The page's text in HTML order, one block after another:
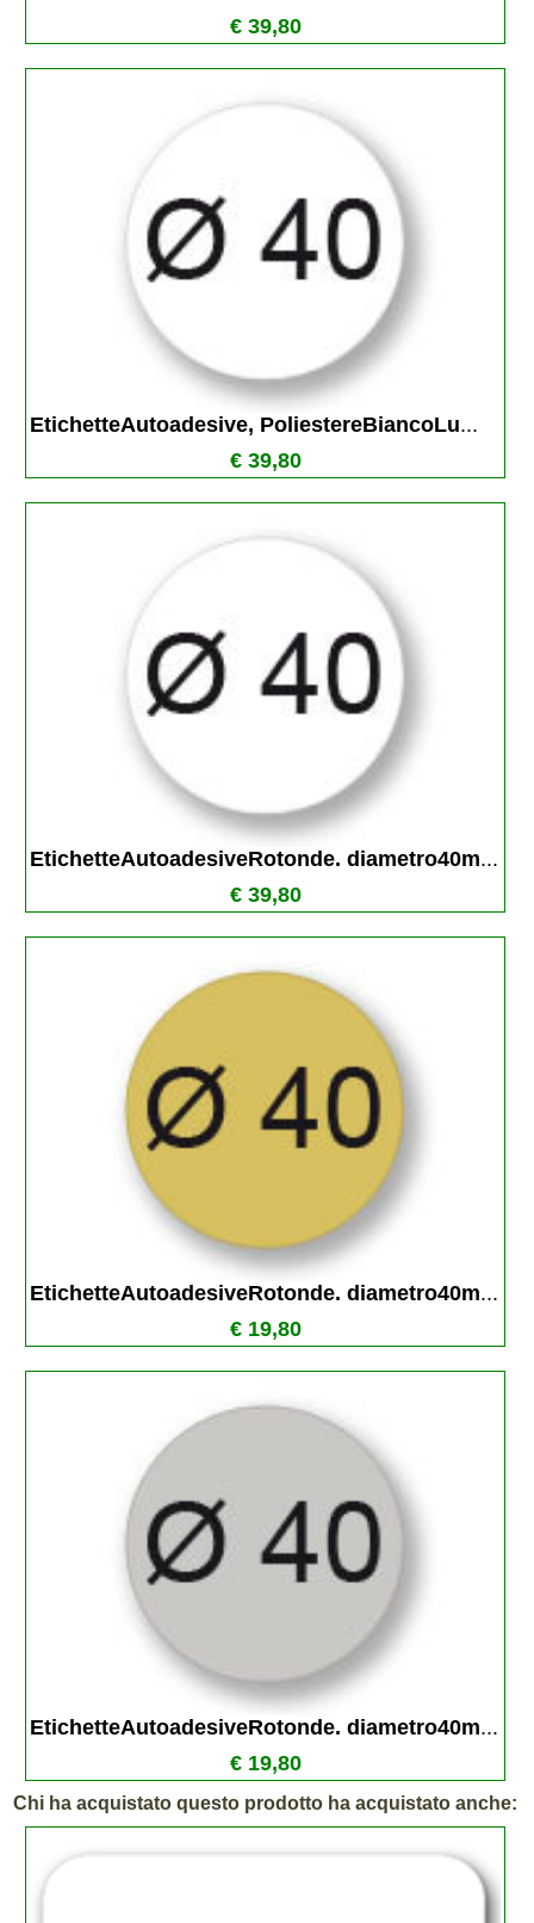
€ 39,80
EtichetteAutoadesive, PoliestereBiancoLu...
€ 39,80
EtichetteAutoadesiveRotonde. diametro40m...
€ 39,80
EtichetteAutoadesiveRotonde. diametro40m...
€ 19,80
EtichetteAutoadesiveRotonde. diametro40m...
€ 19,80
Chi ha acquistato questo prodotto ha acquistato anche: